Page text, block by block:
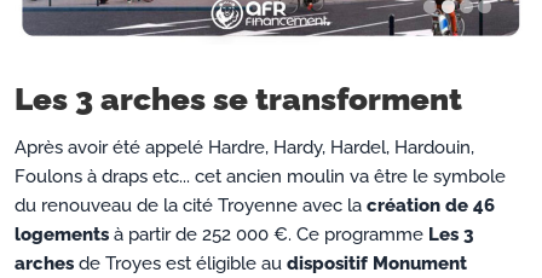
Les 3 arches se transforment
Après avoir été appelé Hardre, Hardy, Hardel, Hardouin,
Foulons à draps etc... cet ancien moulin va être le symbole
du renouveau de la cité Troyenne avec la création de 46
logements à partir de 252 000 €. Ce programme Les 3
arches de Troyes est éligible au dispositif Monument